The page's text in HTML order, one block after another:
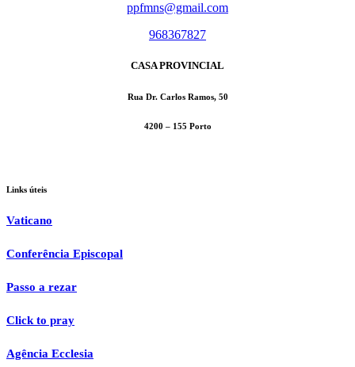
ppfmns@gmail.com
968367827
CASA PROVINCIAL
Rua Dr. Carlos Ramos, 50
4200 – 155 Porto
Links úteis
Vaticano
Conferência Episcopal
Passo a rezar
Click to pray
Agência Ecclesia